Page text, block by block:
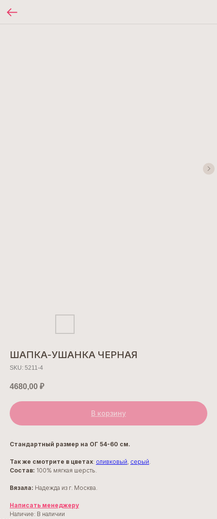
ШАПКА-УШАНКА ЧЕРНАЯ
SKU: 5211-4
4680,00 ₽
В корзину
Стандартный размер на ОГ 54-60 см.
Так же смотрите в цветах: оливковый, серый.
Состав: 100% мягкая шерсть.
Вязала: Надежда из г. Москва.
Написать менеджеру
Наличие: В наличии